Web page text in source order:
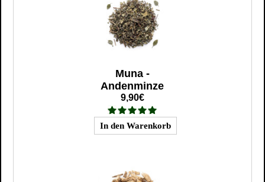
Muna -
Andenminze
9,90€